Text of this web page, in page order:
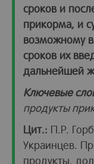
сроков и
прикорма, и
возможному
сроков их
дальнейшей
Ключевые
продукты
Цит.: П.Р.
Украинцев.
продукты,